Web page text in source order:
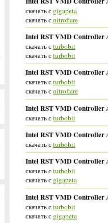
скачать с gigapeta
скачать сnitroflare
Intel RST VMD Controller
скачать сturbobit
скачать сturbobit
Intel RST VMD Controller
скачать сturbobit
скачать сnitroflare
Intel RST VMD Controller
скачать сturbobit
Intel RST VMD Controller
скачать сturbobit
Intel RST VMD Controller
скачать сturbobit
скачать с gigapeta
Intel RST VMD Controller
скачать сturbobit
скачать с gigapeta